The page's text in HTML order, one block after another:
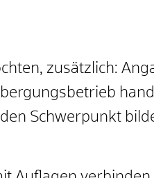
zusätzlich:
Schwerpunkt